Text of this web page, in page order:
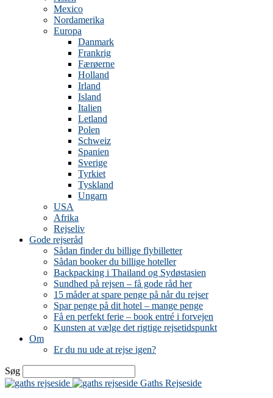
Mexico
Nordamerika
Europa
Danmark
Frankrig
Færøerne
Holland
Irland
Island
Italien
Letland
Polen
Schweiz
Spanien
Sverige
Tyrkiet
Tyskland
Ungarn
USA
Afrika
Rejseliv
Gode rejseråd
Sådan finder du billige flybilletter
Sådan booker du billige hoteller
Backpacking i Thailand og Sydøstasien
Sundhed på rejsen – få gode råd her
15 måder at spare penge på når du rejser
Spar penge på dit hotel – mange penge
Få en perfekt ferie – book entré i forvejen
Kunsten at vælge det rigtige rejsetidspunkt
Om
Er du nu ude at rejse igen?
Søg
Gaths Rejseside